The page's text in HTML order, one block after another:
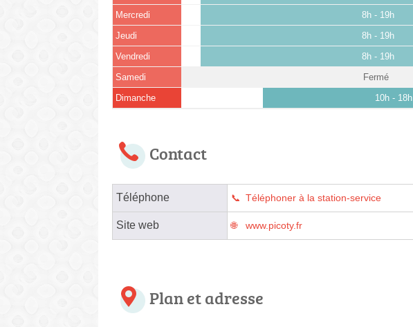
Mercredi 8h - 19h
Jeudi 8h - 19h
Vendredi 8h - 19h
Samedi Fermé
Dimanche 10h - 18h
Contact
Téléphone Téléphoner à la station-service
Site web www.picoty.fr
Plan et adresse